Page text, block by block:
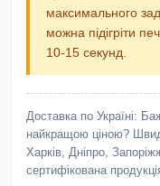
максимального
можна підігріти
10-15 секунд.
Доставка по Україні:
найкращою ціною?
Харків, Дніпро,
сертифікована